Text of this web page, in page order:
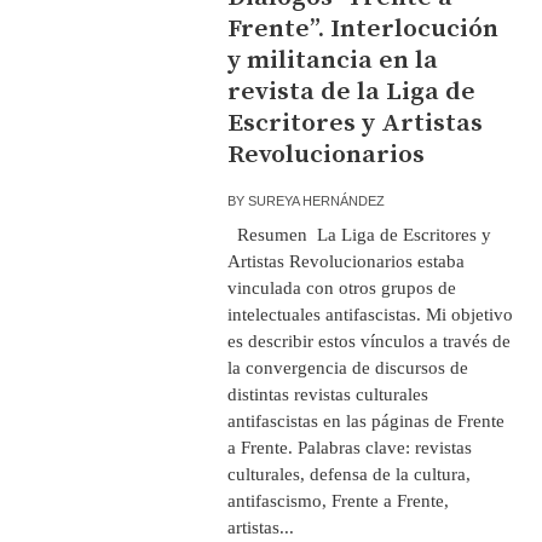
Frente”. Interlocución
y militancia en la
revista de la Liga de
Escritores y Artistas
Revolucionarios
BYSUREYA HERNÁNDEZ
Resumen La Liga de Escritores y
Artistas Revolucionarios estaba
vinculada con otros grupos de
intelectuales antifascistas. Mi objetivo
es describir estos vínculos a través de
la convergencia de discursos de
distintas revistas culturales
antifascistas en las páginas de Frente
a Frente. Palabras clave: revistas
culturales, defensa de la cultura,
antifascismo, Frente a Frente,
artistas...